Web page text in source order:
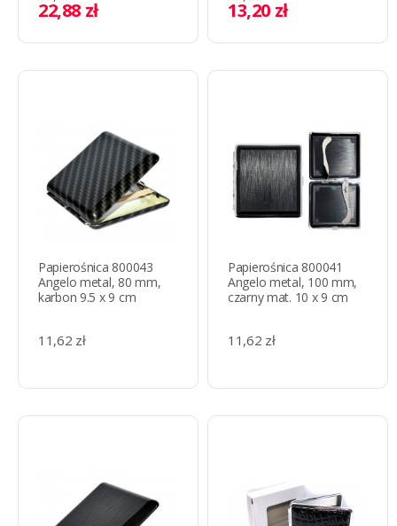
22,88 zł 13,20 zł
Papierośnica 800043
Angelo metal, 80 mm,
karbon 9.5 x 9 cm
11,62 zł
Papierośnica 800041
Angelo metal, 100 mm,
czarny mat. 10 x 9 cm
11,62 zł